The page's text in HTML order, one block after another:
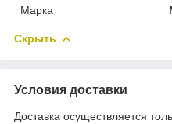
Марка
Скрыть
Условия доставки
Доставка осуществляется